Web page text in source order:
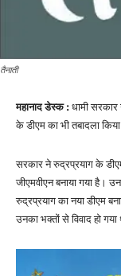
तैनाती
महानाद डेस्क : धामी
के डीएम का भी तबादला
सरकार ने रुद्रप्रयाग के
जीएमवीएन बनाया गया है।
रुद्रप्रयाग का नया डीएम
उनका भक्तों से विवाद हो गया